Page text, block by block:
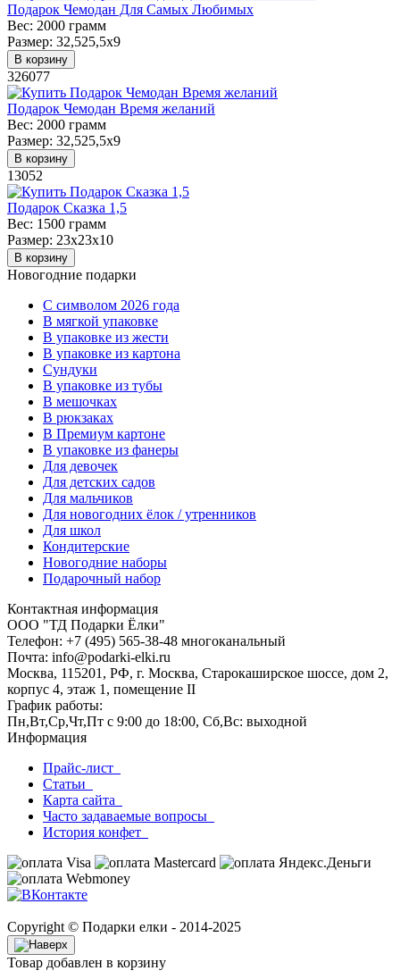
Подарок Чемодан Для Самых Любимых
Вес: 2000 грамм
Размер: 32,525,5х9
В корзину
326077
Подарок Чемодан Время желаний
Вес: 2000 грамм
Размер: 32,525,5х9
В корзину
13052
Подарок Сказка 1,5
Вес: 1500 грамм
Размер: 23х23х10
В корзину
Новогодние подарки
C символом 2026 года
В мягкой упаковке
В упаковке из жести
В упаковке из картона
Сундуки
В упаковке из тубы
В мешочках
В рюкзаках
В Премиум картоне
В упаковке из фанеры
Для девочек
Для детских садов
Для мальчиков
Для новогодних ёлок / утренников
Для школ
Кондитерские
Новогодние наборы
Подарочный набор
Контактная информация
ООО "ТД Подарки Ёлки"
Телефон: +7 (495) 565-38-48 многоканальный
Почта: info@podarki-elki.ru
Москва, 115201, РФ, г. Москва, Старокаширское шоссе, дом 2,
корпус 4, этаж 1, помещение II
График работы:
Пн,Вт,Ср,Чт,Пт с 9:00 до 18:00, Сб,Вс: выходной
Информация
Прайс-лист
Статьи
Карта сайта
Часто задаваемые вопросы
История конфет
Copyright © Подарки елки - 2014-2025
Товар добавлен в корзину